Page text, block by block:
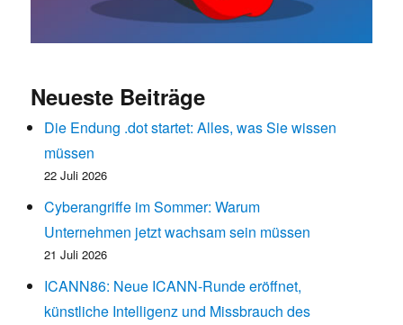
Neueste Beiträge
Die Endung .dot startet: Alles, was Sie wissen
müssen
22 Juli 2026
Cyberangriffe im Sommer: Warum
Unternehmen jetzt wachsam sein müssen
21 Juli 2026
ICANN86: Neue ICANN-Runde eröffnet,
künstliche Intelligenz und Missbrauch des